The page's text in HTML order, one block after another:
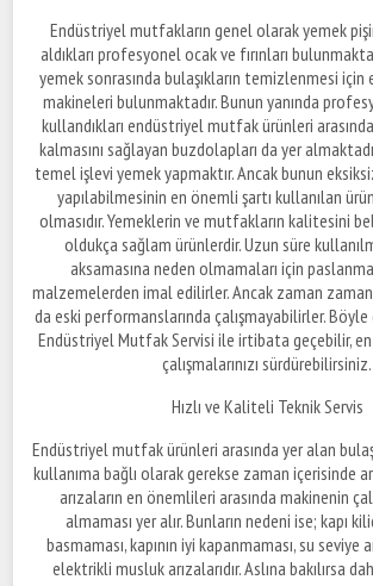
Endüstriyel mutfakların genel olarak yemek
aldıkları profesyonel ocak ve fırınları
yemek sonrasında bulaşıkların temizlenmesi için
makineleri bulunmaktadır. Bunun yanında
kullandıkları endüstriyel mutfak ürünleri
kalmasını sağlayan buzdolapları da yer
temel işlevi yemek yapmaktır. Ancak bunun
yapılabilmesinin en önemli şartı kullanılan
olmasıdır. Yemeklerin ve mutfakların kalitesini
oldukça sağlam ürünlerdir. Uzun süre
aksamasına neden olmamaları için
malzemelerden imal edilirler. Ancak zaman
da eski performanslarında çalışmayabilirler. Böyle
Endüstriyel Mutfak Servisi ile irtibata geçebilir,
çalışmalarınızı sürdürebilirsiniz.
Hızlı ve Kaliteli Teknik Servis
Endüstriyel mutfak ürünleri arasında yer alan
kullanıma bağlı olarak gerekse zaman içerisinde
arızaların en önemlileri arasında makinenin
almaması yer alır. Bunların nedeni ise; kapı
basmaması, kapının iyi kapanmaması, su seviye
elektrikli musluk arızalarıdır. Aslına bakılırsa